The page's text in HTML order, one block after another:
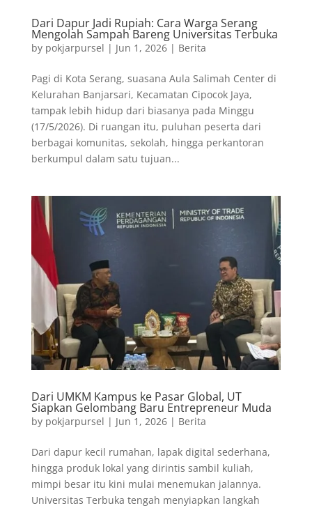
Dari Dapur Jadi Rupiah: Cara Warga Serang
Mengolah Sampah Bareng Universitas Terbuka
by pokjarpursel | Jun 1, 2026| Berita
Pagi di Kota Serang, suasana Aula Salimah Center di
Kelurahan Banjarsari, Kecamatan Cipocok Jaya,
tampak lebih hidup dari biasanya pada Minggu
(17/5/2026). Di ruangan itu, puluhan peserta dari
berbagai komunitas, sekolah, hingga perkantoran
berkumpul dalam satu tujuan...
Dari UMKM Kampus ke Pasar Global, UT
Siapkan Gelombang Baru Entrepreneur Muda
by pokjarpursel | Jun 1, 2026| Berita
Dari dapur kecil rumahan, lapak digital sederhana,
hingga produk lokal yang dirintis sambil kuliah,
mimpi besar itu kini mulai menemukan jalannya.
Universitas Terbuka tengah menyiapkan langkah